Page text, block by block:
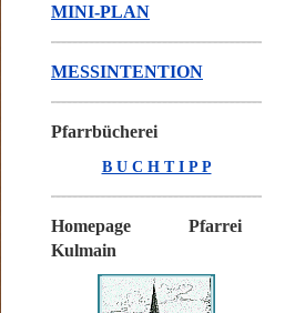
MINI-PLAN
MESSINTENTION
Pfarrbücherei
B U C H T I P P
Homepage Pfarrei
Kulmain